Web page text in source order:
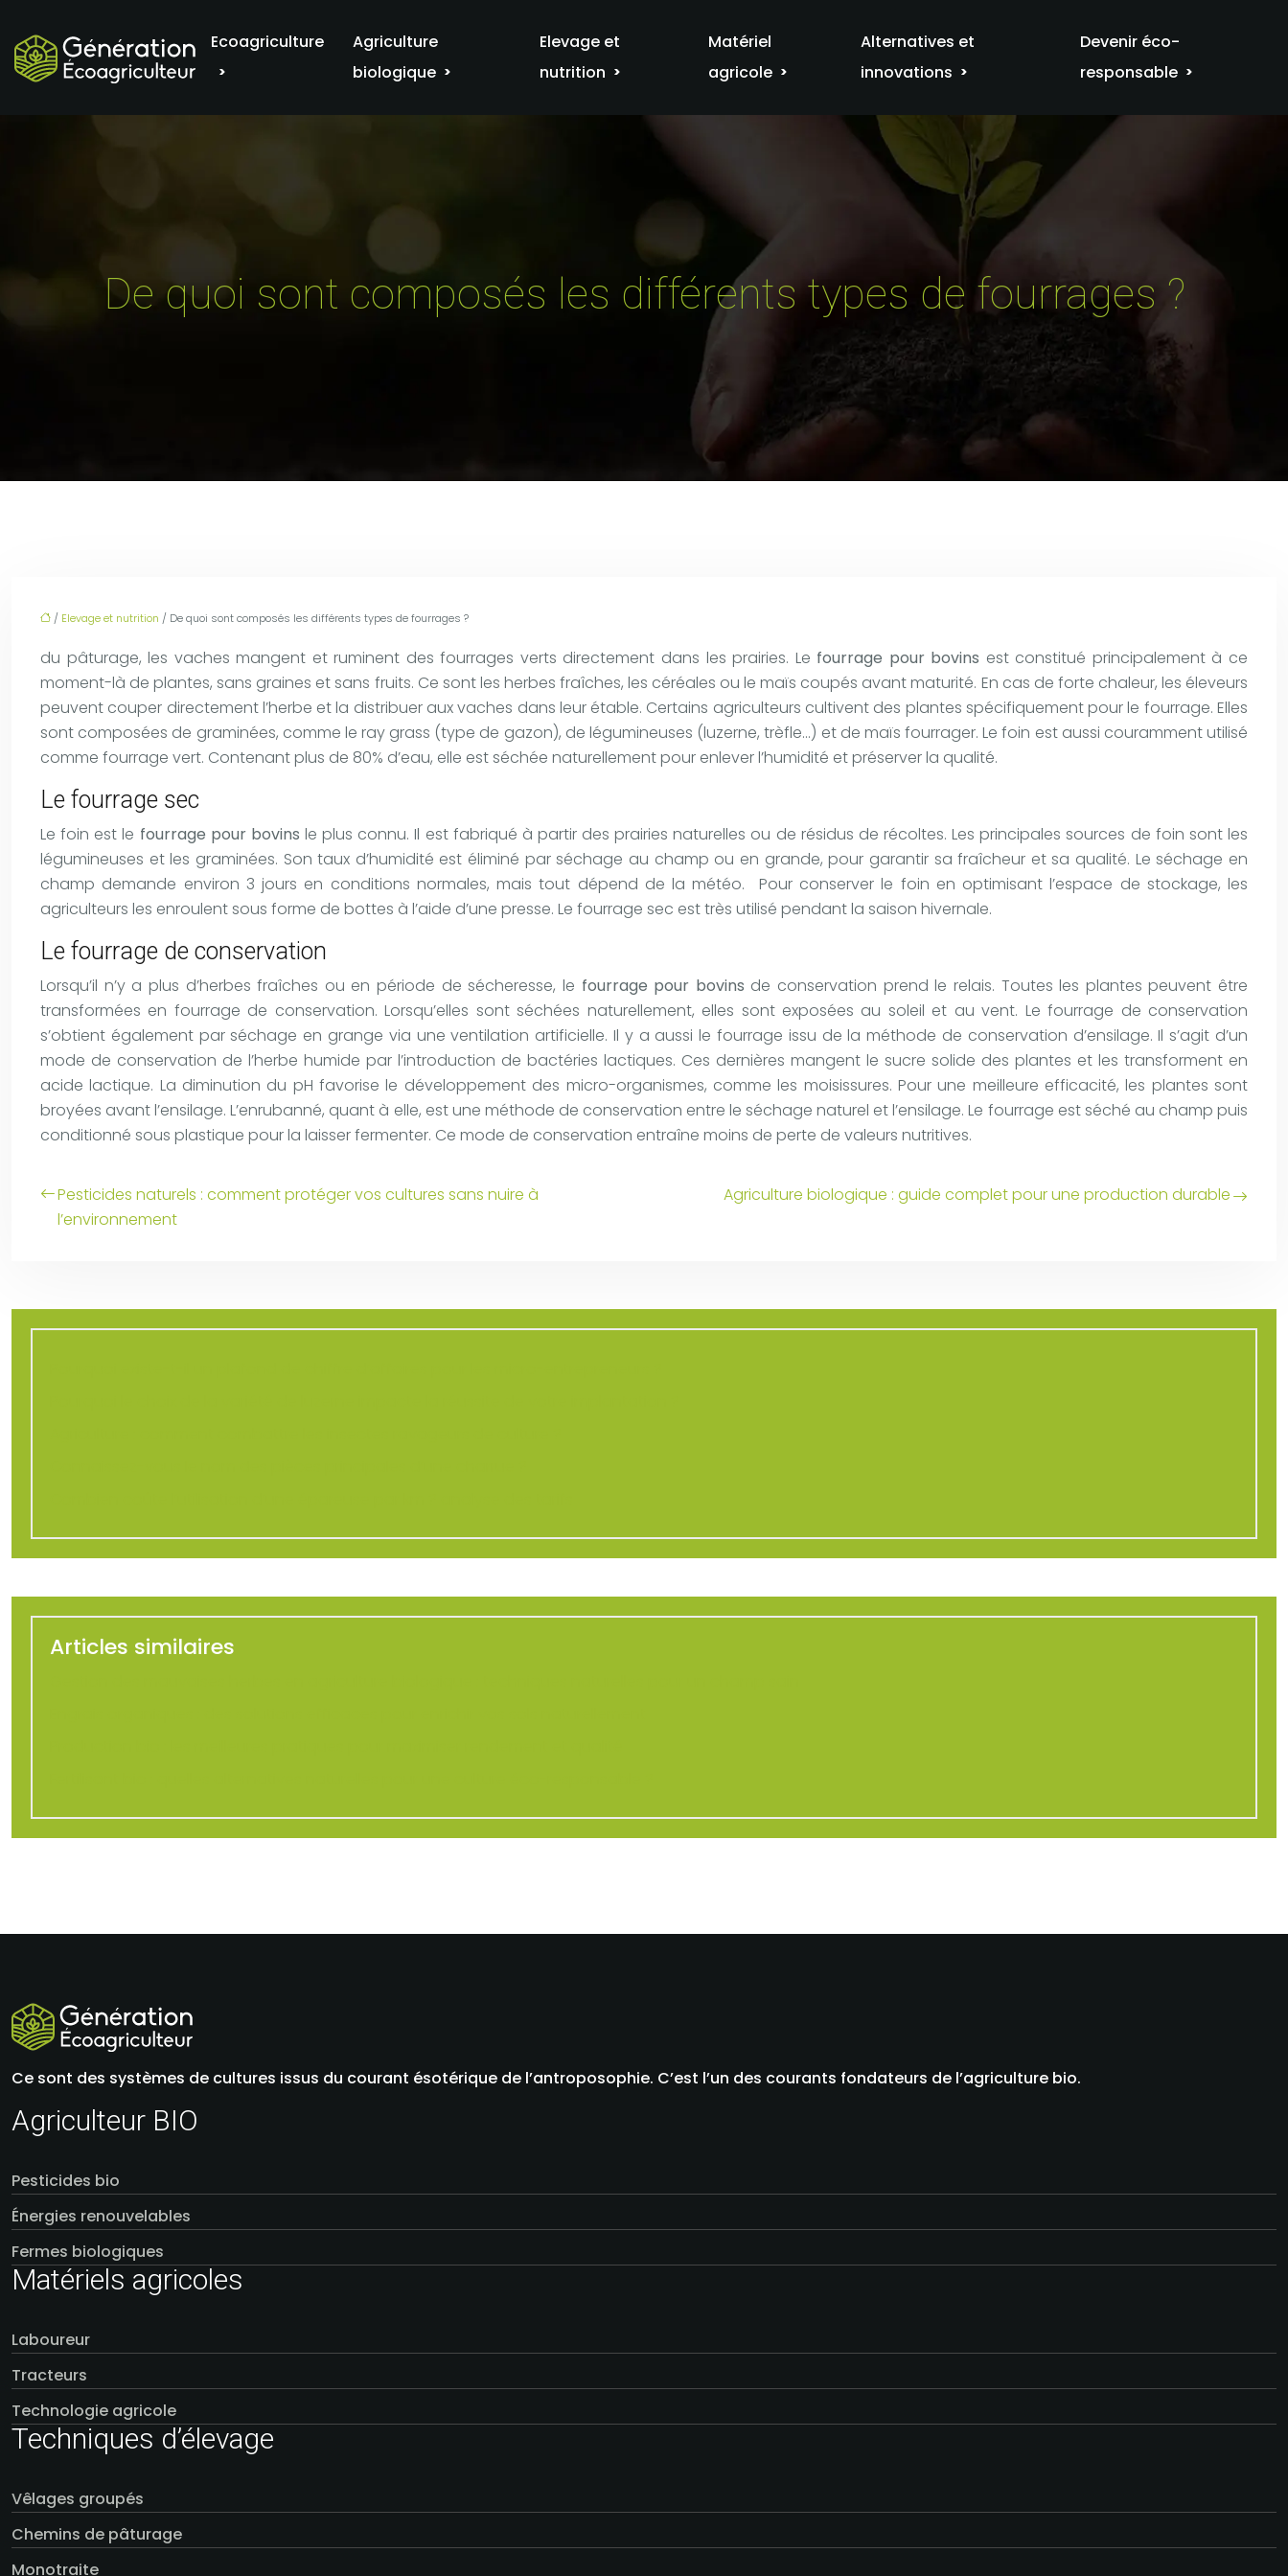
Ecoagriculture
Agriculture
biologique
Elevage et
nutrition
Matériel
agricole
Alternatives et
innovations
Devenir éco-
responsable
De quoi sont composés les différents types de fourrages ?
/ Elevage et nutrition / De quoi sont composés les différents types de fourrages ?
du pâturage, les vaches mangent et ruminent des fourrages verts directement dans les prairies. Le fourrage pour bovins est constitué principalement à ce
moment-là de plantes, sans graines et sans fruits. Ce sont les herbes fraîches, les céréales ou le maïs coupés avant maturité. En cas de forte chaleur, les éleveurs
peuvent couper directement l’herbe et la distribuer aux vaches dans leur étable. Certains agriculteurs cultivent des plantes spécifiquement pour le fourrage. Elles
sont composées de graminées, comme le ray grass (type de gazon), de légumineuses (luzerne, trèfle…) et de maïs fourrager. Le foin est aussi couramment utilisé
comme fourrage vert. Contenant plus de 80% d’eau, elle est séchée naturellement pour enlever l’humidité et préserver la qualité.
Le fourrage sec
Le foin est le fourrage pour bovins le plus connu. Il est fabriqué à partir des prairies naturelles ou de résidus de récoltes. Les principales sources de foin sont les
légumineuses et les graminées. Son taux d’humidité est éliminé par séchage au champ ou en grande, pour garantir sa fraîcheur et sa qualité. Le séchage en
champ demande environ 3 jours en conditions normales, mais tout dépend de la météo. Pour conserver le foin en optimisant l’espace de stockage, les
agriculteurs les enroulent sous forme de bottes à l’aide d’une presse. Le fourrage sec est très utilisé pendant la saison hivernale.
Le fourrage de conservation
Lorsqu’il n’y a plus d’herbes fraîches ou en période de sécheresse, le fourrage pour bovins de conservation prend le relais. Toutes les plantes peuvent être
transformées en fourrage de conservation. Lorsqu’elles sont séchées naturellement, elles sont exposées au soleil et au vent. Le fourrage de conservation
s’obtient également par séchage en grange via une ventilation artificielle. Il y a aussi le fourrage issu de la méthode de conservation d’ensilage. Il s’agit d’un
mode de conservation de l’herbe humide par l’introduction de bactéries lactiques. Ces dernières mangent le sucre solide des plantes et les transforment en
acide lactique. La diminution du pH favorise le développement des micro-organismes, comme les moisissures. Pour une meilleure efficacité, les plantes sont
broyées avant l’ensilage. L’enrubanné, quant à elle, est une méthode de conservation entre le séchage naturel et l’ensilage. Le fourrage est séché au champ puis
conditionné sous plastique pour la laisser fermenter. Ce mode de conservation entraîne moins de perte de valeurs nutritives.
Pesticides naturels : comment protéger vos cultures sans nuire à
l’environnement
Agriculture biologique : guide complet pour une production durable
Articles similaires
Ce sont des systèmes de cultures issus du courant ésotérique de l’antroposophie. C’est l’un des courants fondateurs de l’agriculture bio.
Agriculteur BIO
Pesticides bio
Énergies renouvelables
Fermes biologiques
Matériels agricoles
Laboureur
Tracteurs
Technologie agricole
Techniques d’élevage
Vêlages groupés
Chemins de pâturage
Monotraite